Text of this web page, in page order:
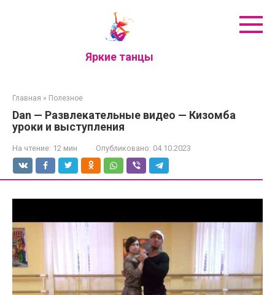
Яркие танцы
Главная » Полезное
Dan — Развлекательные видео — Кизомба
уроки и выступления
На чтение: 12 мин Опубликовано: 04.10.2023